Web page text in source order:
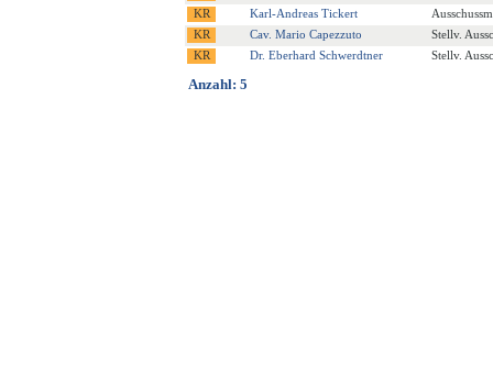
Karl-Andreas Tickert
Cav. Mario Capezzuto
Stellv.
Dr. Eberhard Schwerdtner
Stellv.
Anzahl: 5